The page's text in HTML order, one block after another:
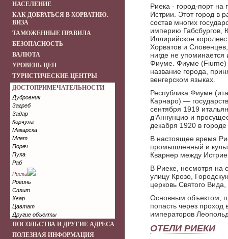
НАСЕЛЕНИЕ
КАК ДОБРАТЬСЯ В ХОРВАТИЮ.
ВИЗА
ТАМОЖЕННЫЕ ПРАВИЛА
БЕЗОПАСНОСТЬ
ВАЛЮТА
УРОВЕНЬ ЦЕН
ТУРИСТИЧЕСКИЕ ЦЕНТРЫ
ДОСТОПРИМЕЧАТЕЛЬНОСТИ
Дубровник
Загреб
Задар
Корчула
Макарска
Млет
Пореч
Пула
Раб
Риека
Ровинь
Сплит
Хвар
Цавтат
Другие объекты
ПОСОЛЬСТВА И ДРУГИЕ АДРЕСА
ПОЛЕЗНАЯ ИНФОРМАЦИЯ
Риека - город-порт на
Истрии. Этот город в
состав многих
империю Габсбургов,
Иллирийское
Хорватов и
нигде не упоминается
Фиуме. Фиуме (Fiume)
название города,
венгерском языках.
Республика Фиуме
Карнаро) —
сентября 1919
д’Аннунцио и
декабря 1920 в
В настоящее время
промышленный и
Кварнер между
В Риеке, несмотря на
улицу Крозо,
церковь Святого
Основным объектом,
попасть через
императоров
ОТЕЛИ РИЕКИ